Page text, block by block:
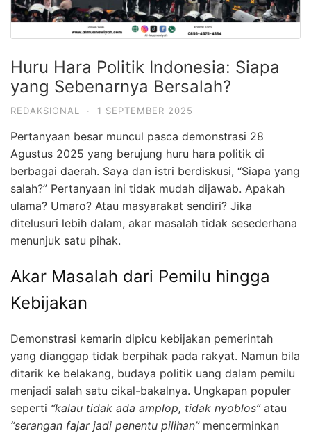
Huru Hara Politik Indonesia: Siapa
yang Sebenarnya Bersalah?
REDAKSIONAL · 1 SEPTEMBER 2025
Pertanyaan besar muncul pasca demonstrasi 28
Agustus 2025 yang berujung huru hara politik di
berbagai daerah. Saya dan istri berdiskusi, “Siapa yang
salah?” Pertanyaan ini tidak mudah dijawab. Apakah
ulama? Umaro? Atau masyarakat sendiri? Jika
ditelusuri lebih dalam, akar masalah tidak sesederhana
menunjuk satu pihak.
Akar Masalah dari Pemilu hingga
Kebijakan
Demonstrasi kemarin dipicu kebijakan pemerintah
yang dianggap tidak berpihak pada rakyat. Namun bila
ditarik ke belakang, budaya politik uang dalam pemilu
menjadi salah satu cikal-bakalnya. Ungkapan populer
seperti “kalau tidak ada amplop, tidak nyoblos”atau
“serangan fajar jadi penentu pilihan”mencerminkan